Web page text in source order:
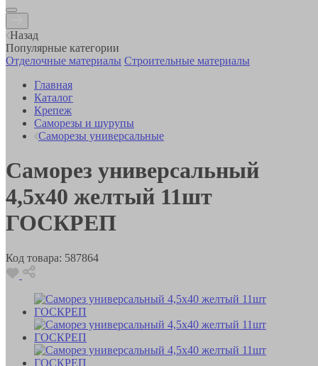
Назад
Популярные категории
Отделочные материалы Строительные материалы
Главная
Каталог
Крепеж
Саморезы и шурупы
Саморезы универсальные
Саморез универсальный
4,5х40 желтый 11шт
ГОСКРЕП
Код товара: 587864